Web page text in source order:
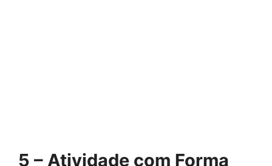
5 – Atividade com Forma